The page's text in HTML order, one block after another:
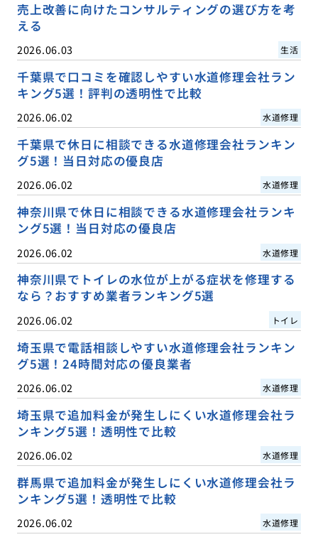
売上改善に向けたコンサルティングの選び方を考
える
2026.06.03 生活
千葉県で口コミを確認しやすい水道修理会社ラン
キング5選！評判の透明性で比較
2026.06.02 水道修理
千葉県で休日に相談できる水道修理会社ランキン
グ5選！当日対応の優良店
2026.06.02 水道修理
神奈川県で休日に相談できる水道修理会社ランキ
ング5選！当日対応の優良店
2026.06.02 水道修理
神奈川県でトイレの水位が上がる症状を修理する
なら？おすすめ業者ランキング5選
2026.06.02 トイレ
埼玉県で電話相談しやすい水道修理会社ランキン
グ5選！24時間対応の優良業者
2026.06.02 水道修理
埼玉県で追加料金が発生しにくい水道修理会社ラ
ンキング5選！透明性で比較
2026.06.02 水道修理
群馬県で追加料金が発生しにくい水道修理会社ラ
ンキング5選！透明性で比較
2026.06.02 水道修理